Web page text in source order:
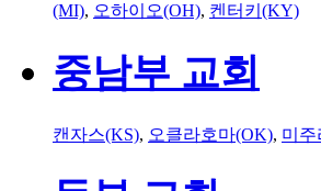
(MI), 오하이오(OH), 켄터키(KY)
중남부 교회
캔자스(KS), 오클라호마(OK), 미주